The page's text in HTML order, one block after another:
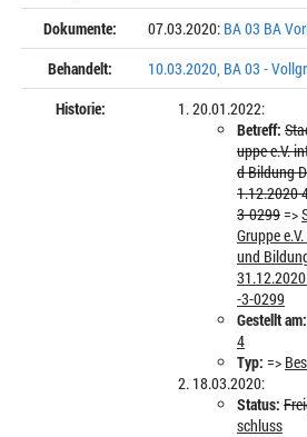
Dokumente:
07.03.2020: BA 03 BA
Behandelt:
10.03.2020, BA 03 -
Historie:
20.01.2022:
Betreff:
uppe e.V.
d Bildung
1.12.2020
3-0299=>
Gruppe
und
-3-0299
Gestellt am:
4
Typ: =>
18.03.2020:
Status:
schluss